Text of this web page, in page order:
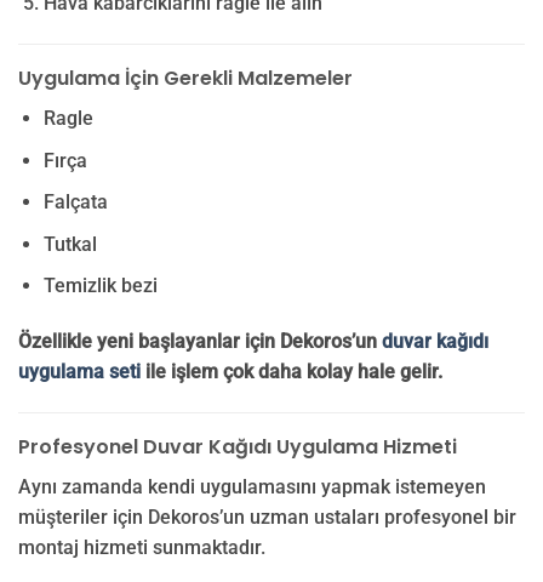
Uygulama İçin Gerekli Malzemeler
Ragle
Fırça
Falçata
Tutkal
Temizlik bezi
Özellikle yeni başlayanlar için Dekoros’un duvar kağıdı
uygulama seti ile işlem çok daha kolay hale gelir.
Profesyonel Duvar Kağıdı Uygulama Hizmeti
Aynı zamanda kendi uygulamasını yapmak istemeyen
müşteriler için Dekoros’un uzman ustaları profesyonel bir
montaj hizmeti sunmaktadır.